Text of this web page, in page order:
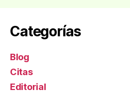
Categorías
Blog
Citas
Editorial